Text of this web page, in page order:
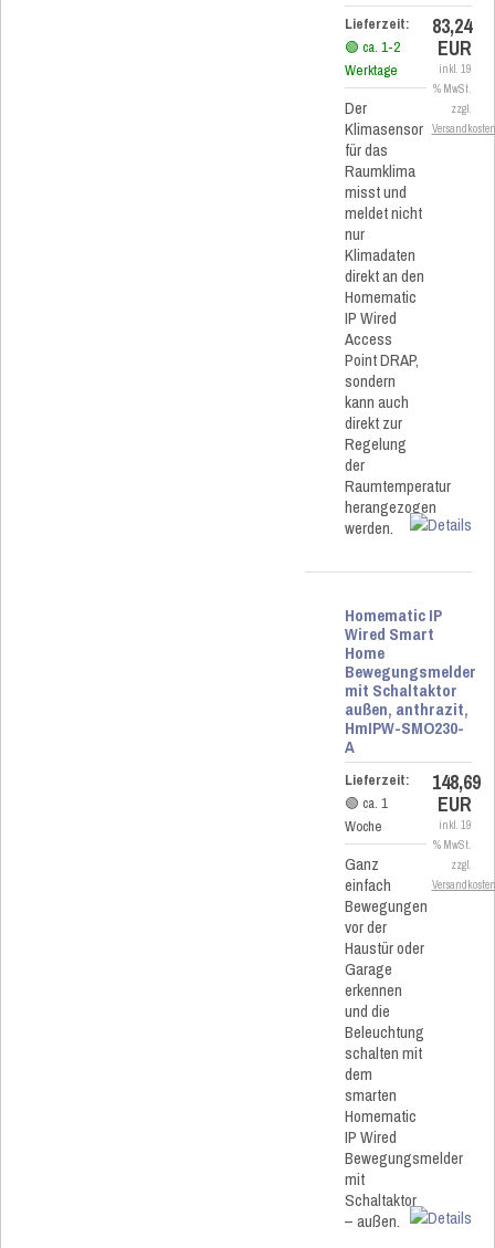
Lieferzeit:
🟢 ca. 1-2
Werktage
Der
Klimasensor
für das
Raumklima
misst und
meldet nicht
nur
Klimadaten
direkt an den
Homematic
IP Wired
Access
Point DRAP,
sondern
kann auch
direkt zur
Regelung
der
Raumtemperatur
herangezogen
werden.
83,24
EUR
inkl. 19
% MwSt.
zzgl.
Versandkosten
Homematic IP
Wired Smart
Home
Bewegungsmelder
mit Schaltaktor
außen, anthrazit,
HmIPW-SMO230-
A
Lieferzeit:
🟢 ca. 1
Woche
Ganz
einfach
Bewegungen
vor der
Haustür oder
Garage
erkennen
und die
Beleuchtung
schalten mit
dem
smarten
Homematic
IP Wired
Bewegungsmelder
mit
Schaltaktor
– außen.
148,69
EUR
inkl. 19
% MwSt.
zzgl.
Versandkosten